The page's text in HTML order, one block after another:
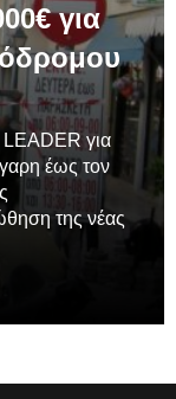
για
για
έως τον
της νέας